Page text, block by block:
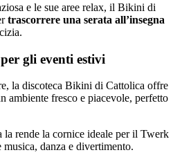
e le sue aree relax, il Bikini di
trascorrere una serata all’insegna
gli eventi estivi
la discoteca Bikini di Cattolica offre
ambiente fresco e piacevole, perfetto
rende la cornice ideale per il Twerk
danza e divertimento.